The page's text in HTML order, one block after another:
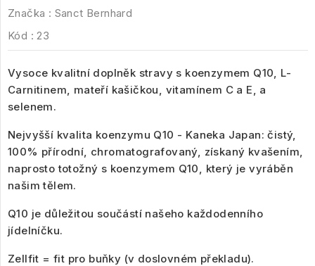
Značka : Sanct Bernhard
Kód : 23
Vysoce kvalitní doplněk stravy s koenzymem Q10, L-
Carnitinem, mateří kašičkou, vitamínem C a E, a
selenem.
Nejvyšší kvalita koenzymu Q10 - Kaneka Japan: čistý,
100% přírodní, chromatografovaný, získaný kvašením,
naprosto totožný s koenzymem Q10, který je vyráběn
našim tělem.
Q10 je důležitou součástí našeho každodenního
jídelníčku.
Zellfit = fit pro buňky (v doslovném překladu).